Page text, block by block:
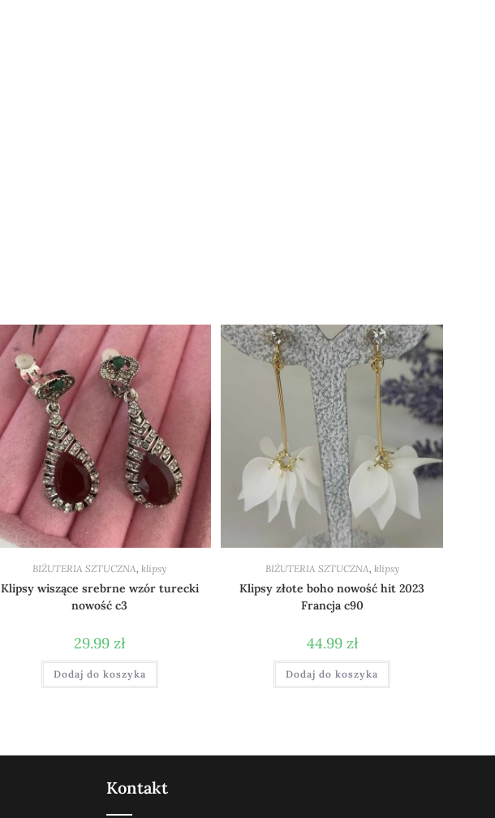
BIŻUTERIA SZTUCZNA ,klipsy
Klipsy wiszące srebrne wzór turecki
nowość c3
29.99 zł
Dodaj do koszyka
BIŻUTERIA SZTUCZNA klipsy
Klipsy złote boho nowość hit 2023
Francja c90
44.99 zł
Dodaj do koszyka
Kontakt